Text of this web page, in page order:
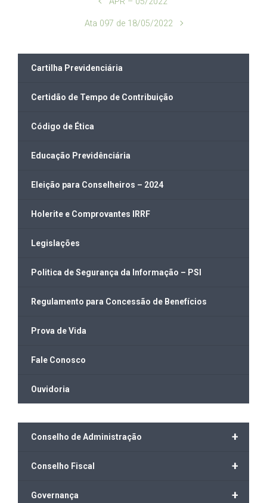
Ata 097 de 18/05/2022
Cartilha Previdenciária
Certidão de Tempo de Contribuição
Código de Ética
Educação Previdênciária
Eleição para Conselheiros – 2024
Holerite e Comprovantes IRRF
Legislações
Politica de Segurança da Informação – PSI
Regulamento para Concessão de Benefícios
Prova de Vida
Fale Conosco
Ouvidoria
+
Conselho de Administração
+
Conselho Fiscal
+
Governança